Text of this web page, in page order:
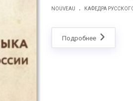
NOUVEAU . КАФЕДРА
Подробнее